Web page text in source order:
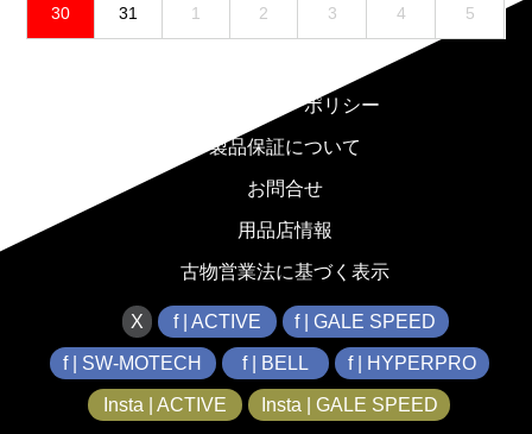
30 31 1 2 3 4 5
プライバシーポリシー
製品保証について
お問合せ
用品店情報
古物営業法に基づく表示
X f | ACTIVE f | GALE SPEED
f | SW-MOTECH f | BELL f | HYPERPRO
Insta | ACTIVE Insta | GALE SPEED